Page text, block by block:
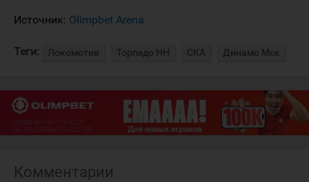
Источник: Olimpbet Arena
Теги: Локомотив Торпедо НН СКА Динамо Мск
Комментарии